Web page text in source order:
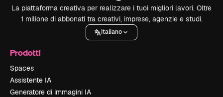
La piattaforma creativa per realizzare i tuoi migliori lavori. Oltre
1 milione di abbonati tra creativi, imprese, agenzie e studi.
Italiano
Prodotti
Spaces
Assistente IA
Generatore di immagini IA